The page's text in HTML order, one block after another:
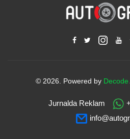
© 2026. Powered by Decode
Jurnalda Reklam